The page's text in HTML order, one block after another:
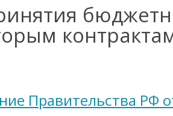
Правительства РФ